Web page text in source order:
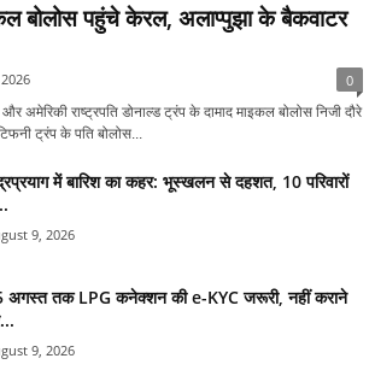
बोलोस पहुंचे केरल, अलाप्पुझा के बैकवाटर
0
अमेरिकी राष्ट्रपति डोनाल्ड ट्रंप के दामाद माइकल बोलोस निजी दौरे
ट्रंप के पति बोलोस...
में बारिश का कहर: भूस्खलन से दहशत, 10 परिवारों
9, 2026
अगस्त तक LPG कनेक्शन की e-KYC जरूरी, नहीं कराने
9, 2026